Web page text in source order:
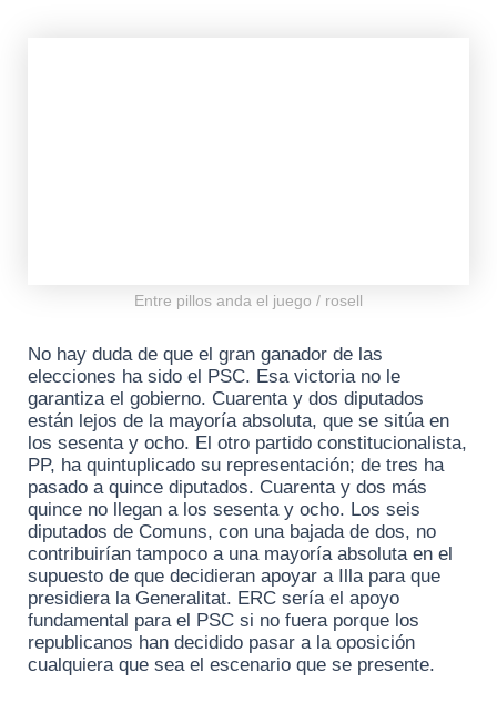
Entre pillos anda el juego / rosell
No hay duda de que el gran ganador de las
elecciones ha sido el PSC. Esa victoria no le
garantiza el gobierno. Cuarenta y dos diputados
están lejos de la mayoría absoluta, que se sitúa en
los sesenta y ocho. El otro partido constitucionalista,
PP, ha quintuplicado su representación; de tres ha
pasado a quince diputados. Cuarenta y dos más
quince no llegan a los sesenta y ocho. Los seis
diputados de Comuns, con una bajada de dos, no
contribuirían tampoco a una mayoría absoluta en el
supuesto de que decidieran apoyar a Illa para que
presidiera la Generalitat. ERC sería el apoyo
fundamental para el PSC si no fuera porque los
republicanos han decidido pasar a la oposición
cualquiera que sea el escenario que se presente.